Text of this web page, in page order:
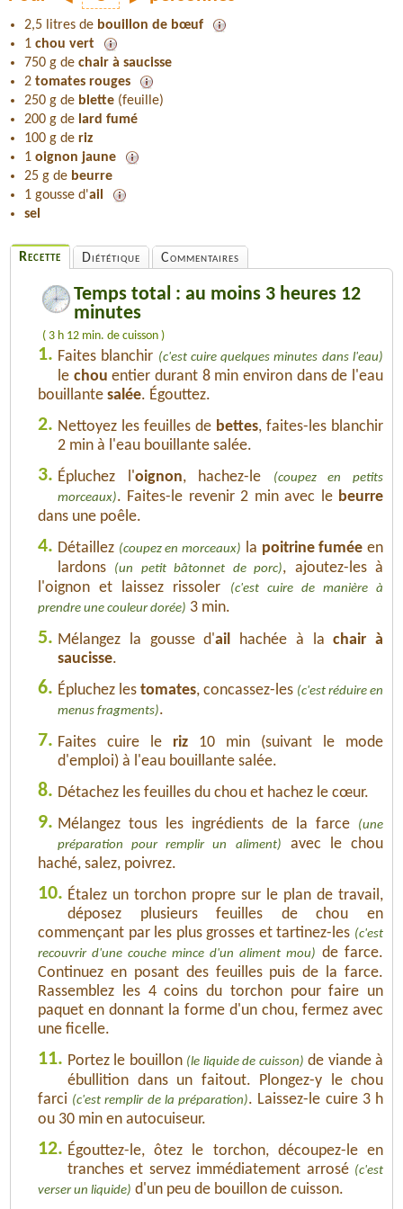
2,5 litres de bouillon de bœuf
1 chou vert
750 g de chair à saucisse
2 tomates rouges
250 g de blette (feuille)
200 g de lard fumé
100 g de riz
1 oignon jaune
25 g de beurre
1 gousse d'ail
sel
Recette Diététique Commentaires
Temps total : au moins 3 heures 12
minutes
( 3 h 12 min. de cuisson )
1. Faites blanchir (c'est cuire quelques minutes dans l'eau)
le chou entier durant 8 min environ dans de l'eau
bouillante salée. Égouttez.
2. Nettoyez les feuilles de bettes, faites-les blanchir
2 min à l'eau bouillante salée.
3. Épluchez l'oignon, hachez-le
(coupez en petits
morceaux). Faites-le revenir 2 min avec le beurre
dans une poêle.
4. Détaillez (coupez en morceaux) la poitrine fumée en
lardons
(un petit bâtonnet de porc), ajoutez-les à
l'oignon et laissez rissoler
(c'est cuire de manière à
prendre une couleur dorée) 3 min.
5. Mélangez la gousse d'ail hachée à lachair à
saucisse.
6. Épluchez les tomates, concassez-les (c'est réduire en
menus fragments).
7. Faites cuire le riz 10 min (suivant le mode
d'emploi) à l'eau bouillante salée.
8. Détachez les feuilles du chou et hachez le cœur.
9. Mélangez tous les ingrédients de la farce
(une
préparation pour remplir un aliment)
avec le chou
haché, salez, poivrez.
10. Étalez un torchon propre sur le plan de travail,
déposez plusieurs feuilles de chou en
commençant par les plus grosses et tartinez-les (c'est
recouvrir d'une couche mince d'un aliment mou) de farce.
Continuez en posant des feuilles puis de la farce.
Rassemblez les 4 coins du torchon pour faire un
paquet en donnant la forme d'un chou, fermez avec
une ficelle.
11. Portez le bouillon (le liquide de cuisson) de viande à
ébullition dans un faitout. Plongez-y le chou
farci (c'est remplir de la préparation). Laissez-le cuire 3 h
ou 30 min en autocuiseur.
12. Égouttez-le, ôtez le torchon, découpez-le en
tranches et servez immédiatement arrosé (c'est
verser un liquide) d'un peu de bouillon de cuisson.